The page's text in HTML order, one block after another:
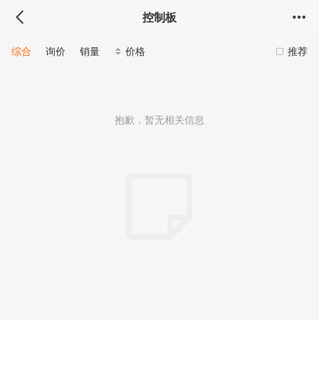
控制板
推荐
综合 询价 销量 价格
抱歉，暂无相关信息